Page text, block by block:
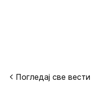
Погледај све вести